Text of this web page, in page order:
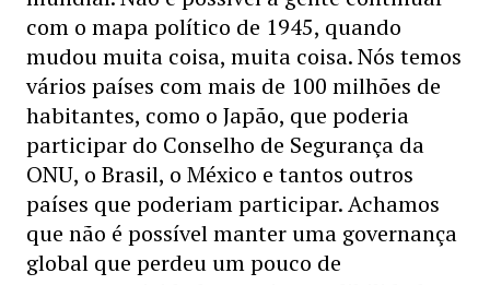
com o mapa político de 1945, quando
mudou muita coisa, muita coisa. Nós temos
vários países com mais de 100 milhões de
habitantes, como o Japão, que poderia
participar do Conselho de Segurança da
ONU, o Brasil, o México e tantos outros
países que poderiam participar. Achamos
que não é possível manter uma governança
global que perdeu um pouco de